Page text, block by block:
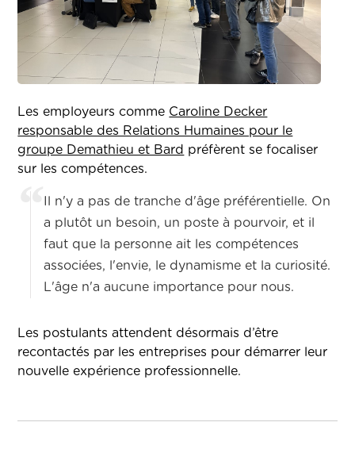
Les employeurs comme Caroline Decker
responsable des Relations Humaines pour le
groupe Demathieu et Bard préfèrent se focaliser
sur les compétences.
Il n'y a pas de tranche d'âge préférentielle. On
a plutôt un besoin, un poste à pourvoir, et il
faut que la personne ait les compétences
associées, l'envie, le dynamisme et la curiosité.
L'âge n'a aucune importance pour nous.
Les postulants attendent désormais d’être
recontactés par les entreprises pour démarrer leur
nouvelle expérience professionnelle.